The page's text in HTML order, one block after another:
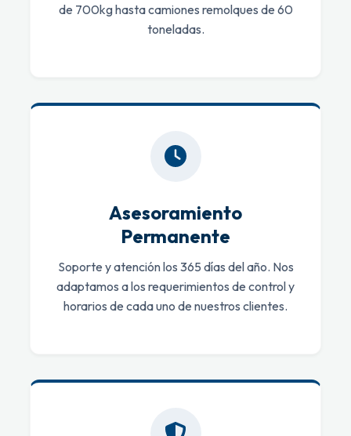
de 700kg hasta camiones remolques de 60
toneladas.
Asesoramiento
Permanente
Soporte y atención los 365 días del año. Nos
adaptamos a los requerimientos de control y
horarios de cada uno de nuestros clientes.